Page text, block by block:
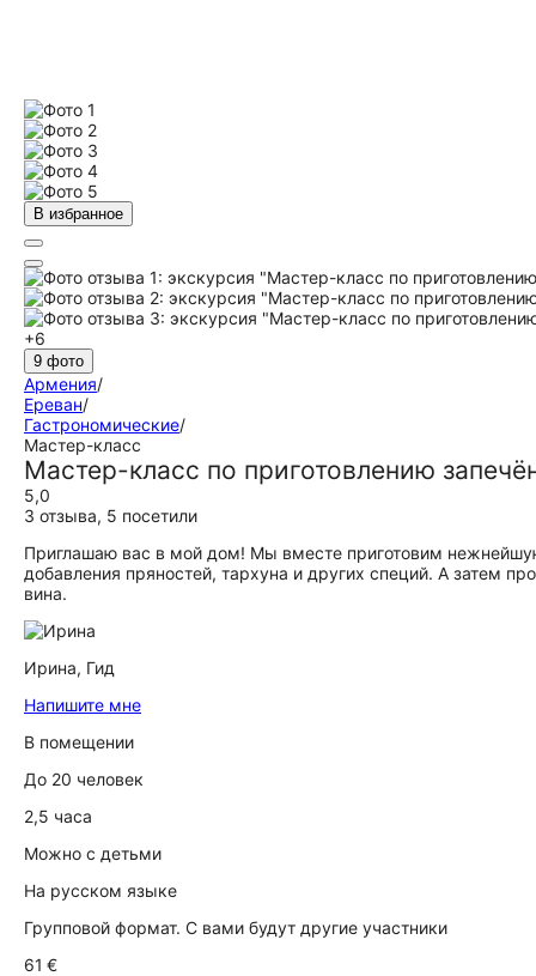
В избранное
+6
9 фото
Армения/
Ереван/
Гастрономические/
Мастер-класс
Мастер-класс по приготовлению
5,0
3 отзыва, 5 посетили
Приглашаю вас в мой дом! Мы вместе приготовим
добавления пряностей, тархуна и других специй. А затем
вина.
Ирина, Гид
Напишите мне
В помещении
До 20 человек
2,5 часа
Можно с детьми
На русском языке
Групповой формат. С вами будут другие участники
61 €